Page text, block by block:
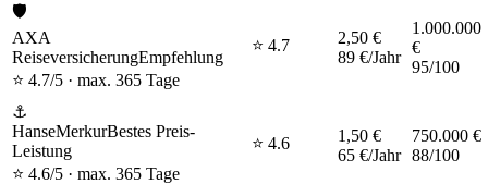
🛡️
AXA
ReiseversicherungEmpfehlung
⭐ 4.7/5 · max. 365 Tage
⭐ 4.7
2,50 €
89 €/Jahr
1.000.000
€
95/100
⚓
HanseMerkurBestes Preis-
Leistung
⭐ 4.6/5 · max. 365 Tage
⭐ 4.6
1,50 €
65 €/Jahr
750.000 €
88/100